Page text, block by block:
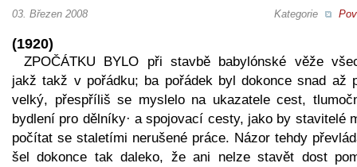
Kategorie
03. Březen 2008
(1920)
ZPOČÁTKU BYLO při stavbě babylónské věže
jakž takž v pořádku; ba pořádek byl dokonce snad až
velký, přespříliš se myslelo na ukazatele cest,
bydlení pro dělníky· a spojovací cesty, jako by stavitelé
počítat se staletími nerušené práce. Názor tehdy
šel dokonce tak daleko, že ani nelze stavět dost